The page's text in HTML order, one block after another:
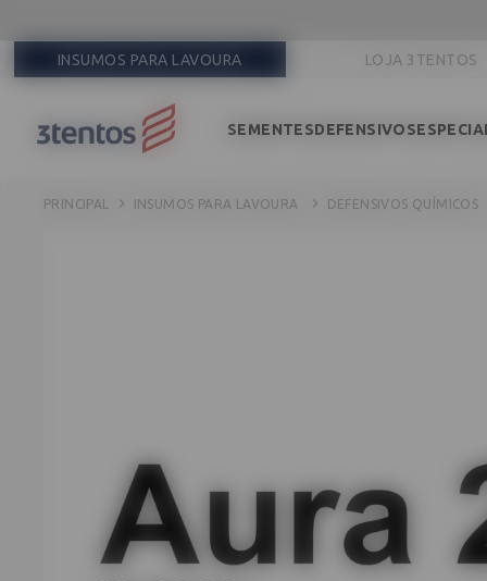
INSUMOS PARA LAVOURA LOJA 3TENTOS
SEMENTESDEFENSIVOS
INSUMOS PARA LAVOURA DEFENSIVOS QUÍMICOS